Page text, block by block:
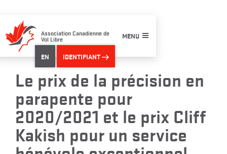
content
Association Canadienne de
Vol Libre MENU
EN IDENTIFIANT
Le prix de la précision en
parapente pour
2020/2021 et le prix Cliff
Kakish pour un service